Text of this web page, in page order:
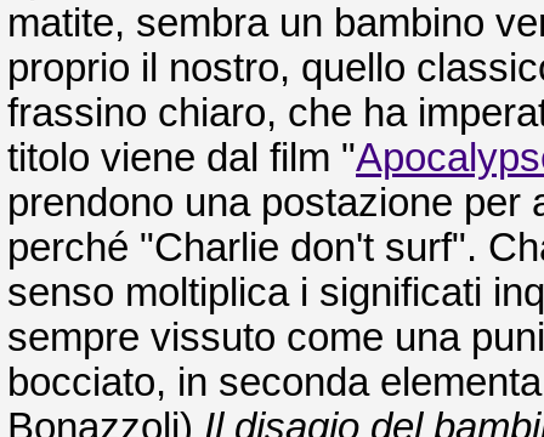
matite, sembra un bambino
proprio il nostro, quello
frassino chiaro, che ha
titolo viene dal film "
prendono una postazione per
perché "Charlie don't surf".
senso moltiplica i significati
sempre vissuto come una
bocciato, in seconda
Bonazzoli) Il disagio del